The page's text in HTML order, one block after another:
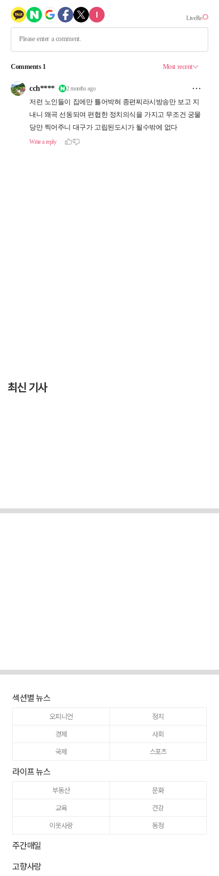
최신 기사
섹션별 뉴스
오피니언
정치
경제
사회
국제
스포츠
라이프 뉴스
부동산
문화
교육
건강
이웃사랑
동정
주간매일
고향사랑